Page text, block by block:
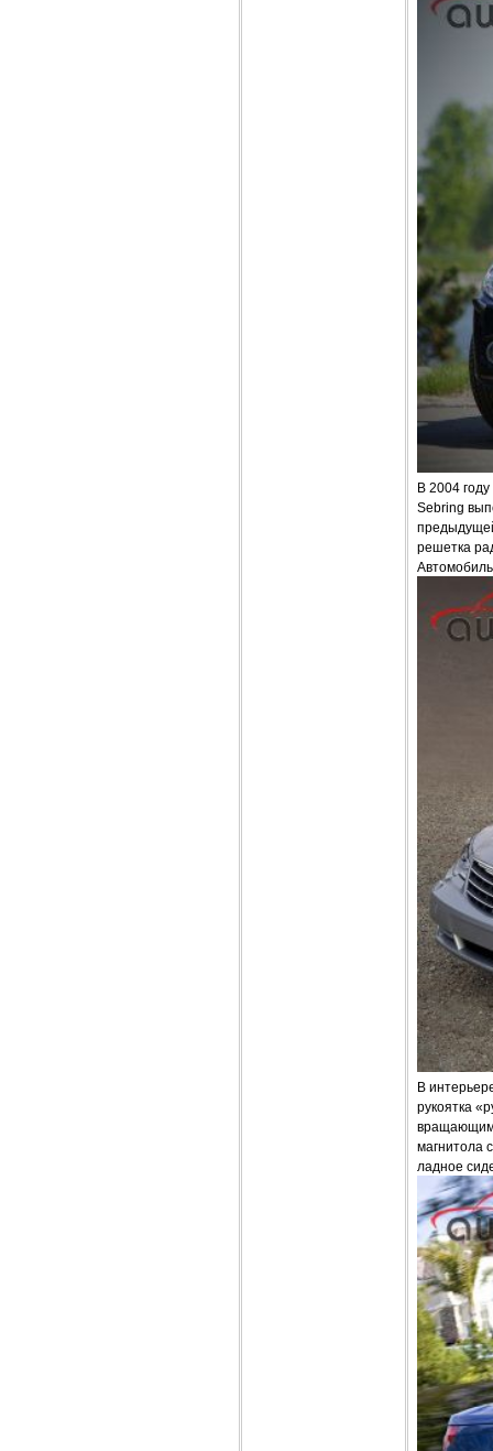
В 2004
Sebring
решетка
В
рукоятка
магнитола
ладное